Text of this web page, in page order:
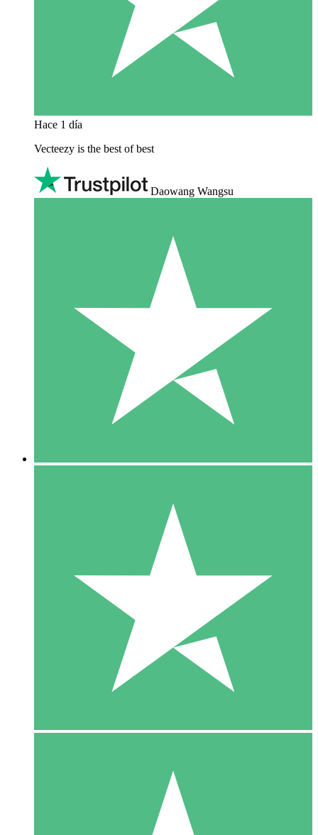
Hace 1 día
Vecteezy is the best of best
Daowang Wangsu